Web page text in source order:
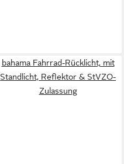
bahama Fahrrad-Rücklicht, mit
Standlicht, Reflektor & StVZO-
Zulassung